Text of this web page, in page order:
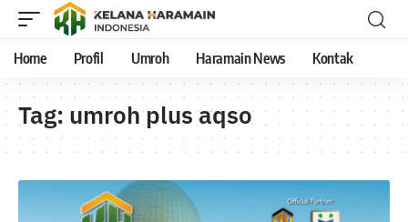
Home Profil Umroh Haramain News Kontak
Tag: umroh plus aqso